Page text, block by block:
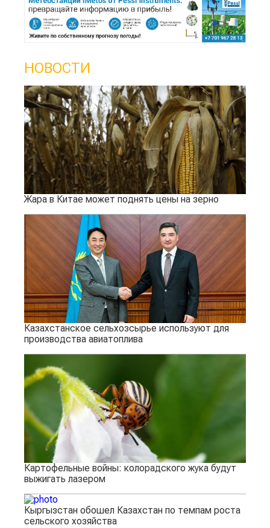
НОВОСТИ
Жара в Китае может поднять цены на зерно
Казахстанское сельхозсырье используют для
производства авиатоплива
Картофельные войны: колорадского жука будут
выжигать лазером
Кыргызстан обошел Казахстан по темпам роста
сельского хозяйства